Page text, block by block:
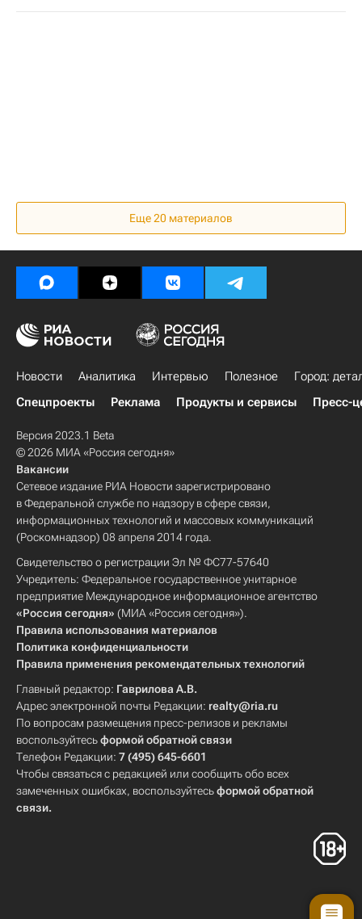
Новости - Недвижимость
Жилье
Еще20 материалов
Новости Аналитика Интервью Полезное
Город:
Спецпроекты
Реклама Продукты и сервисы Пресс-
Версия 2023.1 Beta
© 2026 МИА «Россия сегодня»
Вакансии
Сетевое издание РИА Новости зарегистрировано
в Федеральной службе по надзору в сфере связи,
информационных технологий и массовых коммуникаций
(Роскомнадзор) 08 апреля 2014 года.
Свидетельство о регистрации Эл № ФС77-57640
Учредитель: Федеральное государственное унитарное
предприятие Международное информационное агентство
«Россия сегодня» (МИА «Россия сегодня»).
Правила использования материалов
Политика конфиденциальности
Правила применения рекомендательных технологий
Главный редактор: Гаврилова А.В.
Адрес электронной почты Редакции: realty@ria.ru
По вопросам размещения пресс-релизов и рекламы
воспользуйтесьформой обратной связи
Телефон Редакции: 7 (495) 645-6601
Чтобы связаться с редакцией или сообщить обо всех
замеченных ошибках, воспользуйтесьформой обратной
связи.